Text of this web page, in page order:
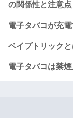
の関係性と注意点
電子タバコが充
ベイプトリック
電子タバコは禁